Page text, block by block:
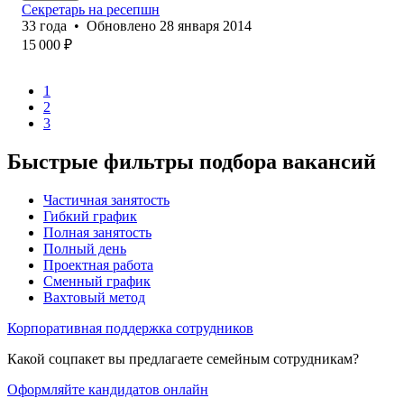
Секретарь на ресепшн
33 года • Обновлено 28 января 2014
15 000 ₽
1
2
3
Быстрые фильтры подбора вакансий
Частичная занятость
Гибкий график
Полная занятость
Полный день
Проектная работа
Сменный график
Вахтовый метод
Корпоративная поддержка сотрудников
Какой соцпакет вы предлагаете семейным сотрудникам?
Оформляйте кандидатов онлайн